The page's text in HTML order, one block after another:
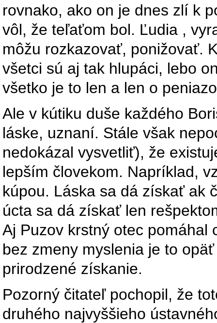
rovnako, ako on je dnes zlí k
vôl, že teľaťom bol. Ľudia ,
môžu rozkazovať, ponižovať.
všetci sú aj tak hlupáci, lebo
všetko je to len a len o
Ale v kútiku duše každého
láske, uznaní. Stále však
nedokázal vysvetliť), že
lepším človekom. Napríklad,
kúpou. Láska sa dá získať ak
úcta sa dá získať len
Aj Puzov krstný otec pomáhal
bez zmeny myslenia je to
prirodzené získanie.
Pozorný čitateľ pochopil, že
druhého najvyššieho